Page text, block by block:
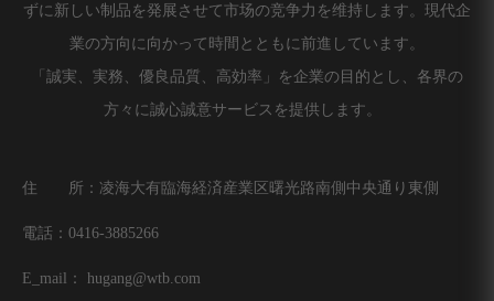
ずに新しい制品を発展させて市场の竞争力を维持します。現代企
業の方向に向かって時間とともに前進しています。
「誠実、実務、優良品質、高効率」を企業の目的とし、各界の
方々に誠心誠意サービスを提供します。
住 所：凌海大有臨海経済産業区曙光路南側中央通り東側
電話：0416-3885266
E_mail： hugang@wtb.com